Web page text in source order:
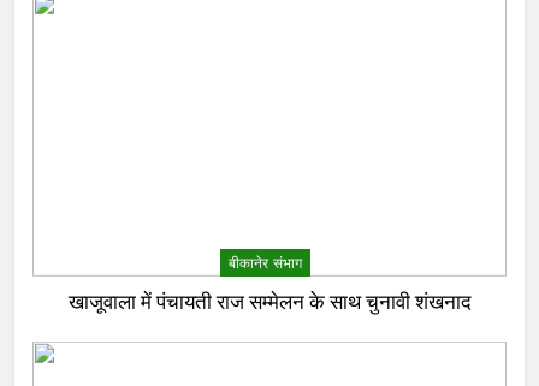
बीकानेर संभाग
खाजूवाला में पंचायती राज सम्मेलन के साथ चुनावी शंखनाद